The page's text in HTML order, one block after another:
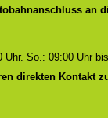
an
So.: 09:00 Uhr
direkten Kontakt